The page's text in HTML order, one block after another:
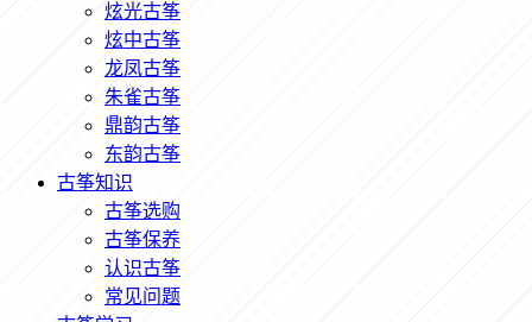
炫光古筝
炫中古筝
龙凤古筝
朱雀古筝
鼎韵古筝
东韵古筝
古筝知识
古筝选购
古筝保养
认识古筝
常见问题